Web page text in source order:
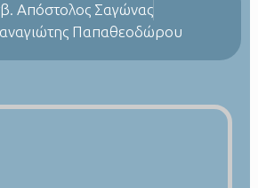
Απόστολος Σαγώνας
Παπαθεοδώρου